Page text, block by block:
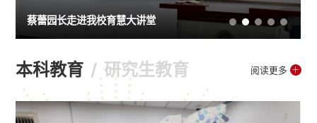
第11期儿童发展与教育论坛“现代家庭教育的基本
理论假设”成...
儿童发展与教育论坛第25期暨教育硕士学术沙龙
活动顺利开展
蔡蕾园长走进我校育慧大讲堂
第14期儿童发展与教育论坛“融合，让教育更美
好”顺利开展
第十三期儿童发展与教育论坛暨教育硕士学术沙
龙活动顺利开展
第11期儿童发展与教育论坛“现代家庭教育的基本
理论假设”成...
儿童发展与教育论坛第25期暨教育硕士学术沙龙
活动顺利开展
本科教育 研究生教育 阅读更多